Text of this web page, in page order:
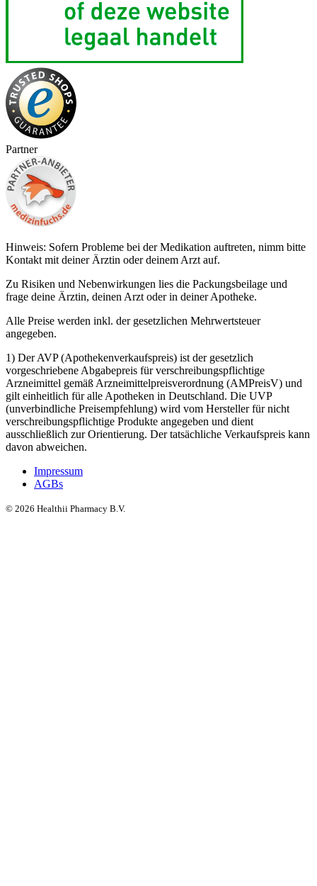
Partner
Hinweis: Sofern Probleme bei der Medikation auftreten, nimm bitte
Kontakt mit deiner Ärztin oder deinem Arzt auf.
Zu Risiken und Nebenwirkungen lies die Packungsbeilage und
frage deine Ärztin, deinen Arzt oder in deiner Apotheke.
Alle Preise werden inkl. der gesetzlichen Mehrwertsteuer
angegeben.
1) Der AVP (Apothekenverkaufspreis) ist der gesetzlich
vorgeschriebene Abgabepreis für verschreibungspflichtige
Arzneimittel gemäß Arzneimittelpreisverordnung (AMPreisV) und
gilt einheitlich für alle Apotheken in Deutschland. Die UVP
(unverbindliche Preisempfehlung) wird vom Hersteller für nicht
verschreibungspflichtige Produkte angegeben und dient
ausschließlich zur Orientierung. Der tatsächliche Verkaufspreis kann
davon abweichen.
Impressum
AGBs
© 2026 Healthii Pharmacy B.V.